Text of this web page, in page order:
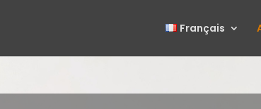
Français